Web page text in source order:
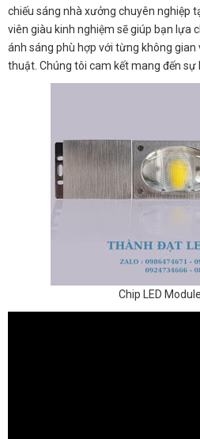
chiếu sáng nhà xưởng chuyên nghiệp
viên giàu kinh nghiệm sẽ giúp bạn lựa
ánh sáng phù hợp với từng không gian
thuật. Chúng tôi cam kết mang đến sự
Chip LED